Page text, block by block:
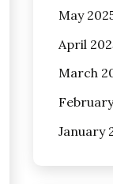
May
April
March
January